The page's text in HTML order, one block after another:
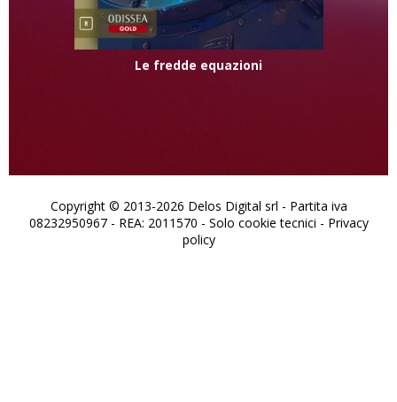
Le fredde equazioni
Copyright © 2013-2026 Delos Digital srl - Partita iva
08232950967 - REA: 2011570 - Solo cookie tecnici - Privacy
policy